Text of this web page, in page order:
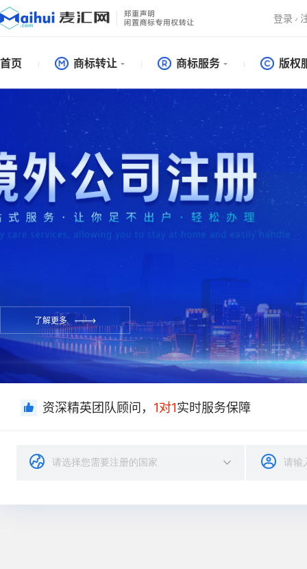
登录
首页 商标转让 商标服务 版权
了解更多
资深精英团队顾问， 1对1实时服务保障